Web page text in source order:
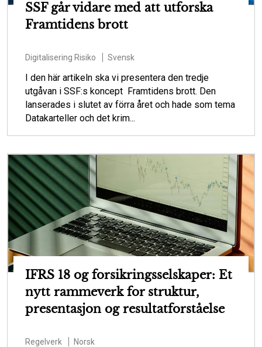
SSF går vidare med att utforska
Framtidens brott
Digitalisering Risiko Svensk
I den här artikeln ska vi presentera den tredje
utgåvan i SSF:s koncept Framtidens brott. Den
lanserades i slutet av förra året och hade som tema
Datakarteller och det krim...
IFRS 18 og forsikringsselskaper: Et
nytt rammeverk for struktur,
presentasjon og resultatforståelse
Regelverk Norsk